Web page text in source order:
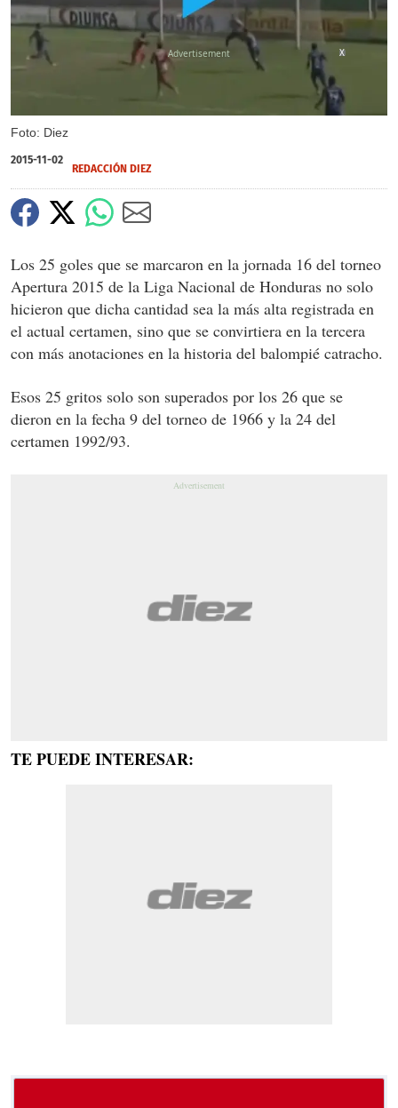
Foto: Diez
X
2015-11-02
REDACCIÓN DIEZ
Los 25 goles que se marcaron en la jornada 16 del torneo
Apertura 2015 de la Liga Nacional de Honduras no solo
hicieron que dicha cantidad sea la más alta registrada en
el actual certamen, sino que se convirtiera en la tercera
con más anotaciones en la historia del balompié catracho.
Esos 25 gritos solo son superados por los 26 que se
dieron en la fecha 9 del torneo de 1966 y la 24 del
certamen 1992/93.
TE PUEDE INTERESAR: